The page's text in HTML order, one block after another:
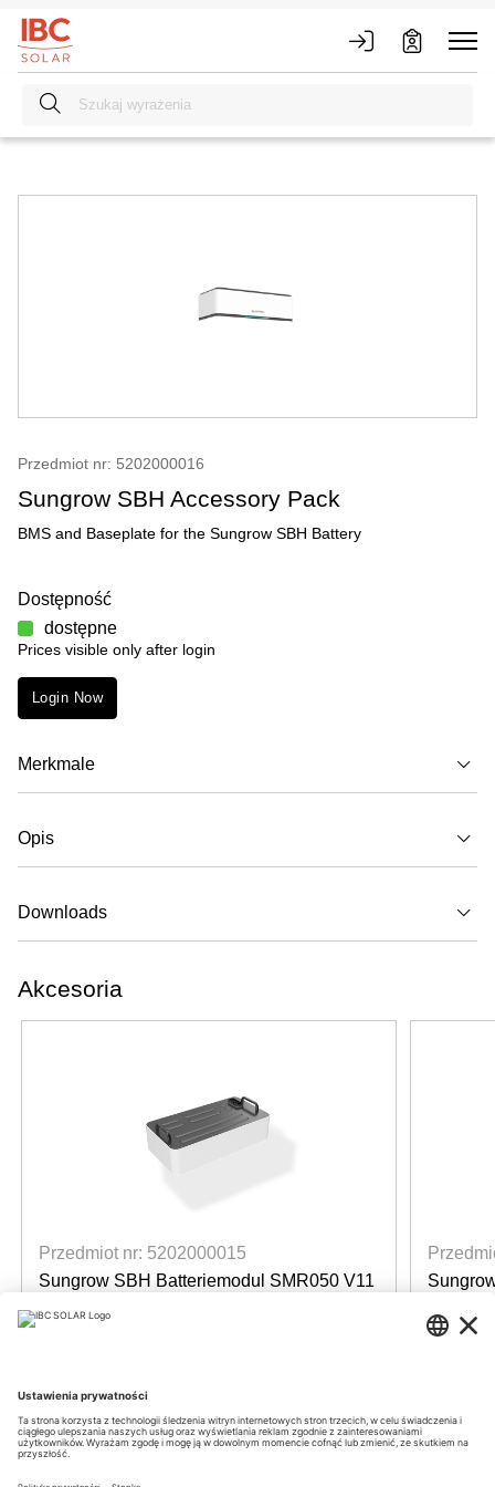
Przedmiot nr: 5202000016
Sungrow SBH Accessory Pack
BMS and Baseplate for the Sungrow SBH Battery
Dostępność
dostępne
Prices visible only after login
Login Now
Merkmale
Opis
Downloads
Akcesoria
Przedmiot nr: 5202000015
Sungrow SBH Batteriemodul SMR050 V11
Battery Module 5kWh
Login for prices